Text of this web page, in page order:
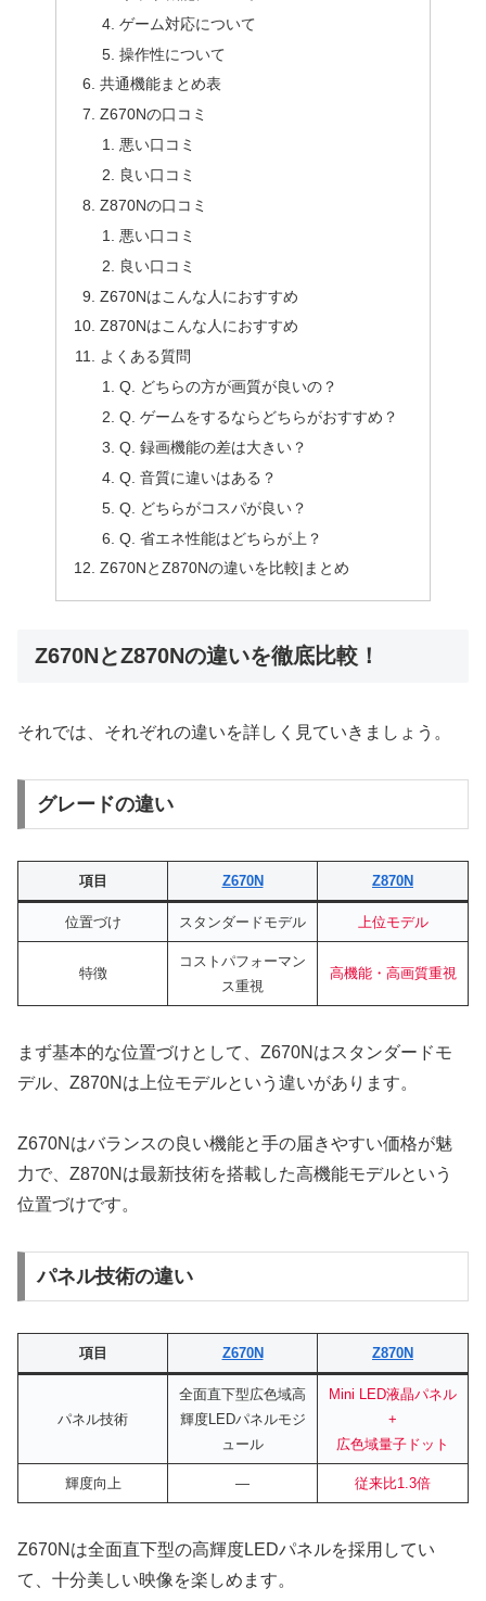
ゲーム対応について
操作性について
共通機能まとめ表
Z670Nの口コミ
悪い口コミ
良い口コミ
Z870Nの口コミ
悪い口コミ
良い口コミ
Z670Nはこんな人におすすめ
Z870Nはこんな人におすすめ
よくある質問
Q. どちらの方が画質が良いの？
Q. ゲームをするならどちらがおすすめ？
Q. 録画機能の差は大きい？
Q. 音質に違いはある？
Q. どちらがコスパが良い？
Q. 省エネ性能はどちらが上？
Z670NとZ870Nの違いを比較|まとめ
Z670NとZ870Nの違いを徹底比較！
それでは、それぞれの違いを詳しく見ていきましょう。
グレードの違い
項目 Z670N Z870N
位置づけ スタンダードモデル 上位モデル
特徴
コストパフォーマン
ス重視
高機能・高画質重視
まず基本的な位置づけとして、Z670Nはスタンダードモ
デル、Z870Nは上位モデルという違いがあります。
Z670Nはバランスの良い機能と手の届きやすい価格が魅
力で、Z870Nは最新技術を搭載した高機能モデルという
位置づけです。
パネル技術の違い
項目 Z670N Z870N
パネル技術
全面直下型広色域高
輝度LEDパネルモジ
ュール
Mini LED液晶パネル
+
広色域量子ドット
輝度向上 ― 従来比1.3倍
Z670Nは全面直下型の高輝度LEDパネルを採用してい
て、十分美しい映像を楽しめます。